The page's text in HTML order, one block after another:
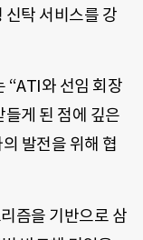
신탁 서비스를 강
“ATI와 선임 회장
게 된 점에 깊은
발전을 위해 협
즘을 기반으로 삼